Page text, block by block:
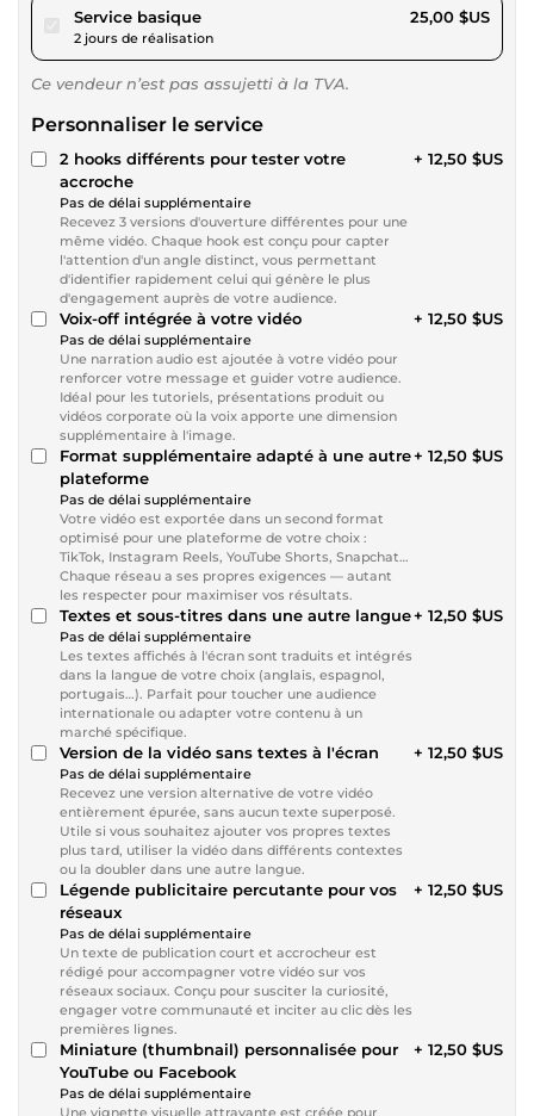
Service basiquepour 23,04 $US
2 jours de réalisation
25,00 $US
Ce vendeur n’est pas assujetti à la TVA.
Personnaliser le service
2 hooks différents pour tester votre
accroche
Pas de délai supplémentaire
Recevez 3 versions d'ouverture différentes pour une
même vidéo. Chaque hook est conçu pour capter
l'attention d'un angle distinct, vous permettant
d'identifier rapidement celui qui génère le plus
d'engagement auprès de votre audience.
+ 12,50 $US
Voix-off intégrée à votre vidéo
Pas de délai supplémentaire
Une narration audio est ajoutée à votre vidéo pour
renforcer votre message et guider votre audience.
Idéal pour les tutoriels, présentations produit ou
vidéos corporate où la voix apporte une dimension
supplémentaire à l'image.
+ 12,50 $US
Format supplémentaire adapté à une autre
plateforme
Pas de délai supplémentaire
Votre vidéo est exportée dans un second format
optimisé pour une plateforme de votre choix :
TikTok, Instagram Reels, YouTube Shorts, Snapchat…
Chaque réseau a ses propres exigences — autant
les respecter pour maximiser vos résultats.
+ 12,50 $US
Textes et sous-titres dans une autre langue
Pas de délai supplémentaire
Les textes affichés à l'écran sont traduits et intégrés
dans la langue de votre choix (anglais, espagnol,
portugais…). Parfait pour toucher une audience
internationale ou adapter votre contenu à un
marché spécifique.
+ 12,50 $US
Version de la vidéo sans textes à l'écran
Pas de délai supplémentaire
Recevez une version alternative de votre vidéo
entièrement épurée, sans aucun texte superposé.
Utile si vous souhaitez ajouter vos propres textes
plus tard, utiliser la vidéo dans différents contextes
ou la doubler dans une autre langue.
+ 12,50 $US
Légende publicitaire percutante pour vos
réseaux
Pas de délai supplémentaire
Un texte de publication court et accrocheur est
rédigé pour accompagner votre vidéo sur vos
réseaux sociaux. Conçu pour susciter la curiosité,
engager votre communauté et inciter au clic dès les
premières lignes.
+ 12,50 $US
Miniature (thumbnail) personnalisée pour
YouTube ou Facebook
Pas de délai supplémentaire
Une vignette visuelle attrayante est créée pour
+ 12,50 $US